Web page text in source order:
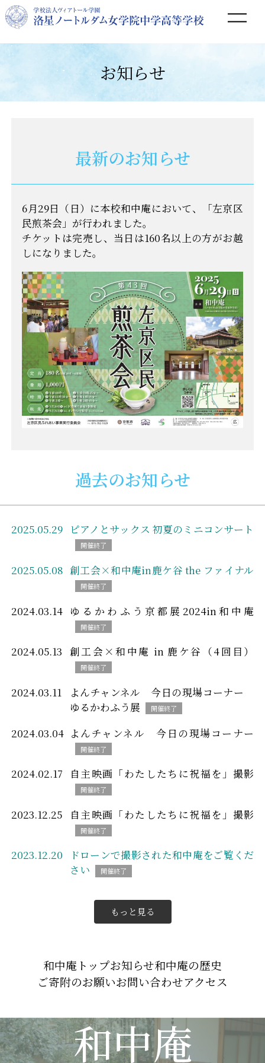
和中庵トップ
お知らせ
ご寄附のお願い
お問い合わせ
アクセス
お知らせ
最新のお知らせ
6月29日（日）に本校和中庵において、「左京区
民煎茶会」が行われました。
チケットは完売し、当日は160名以上の方がお越
しになりました。
過去のお知らせ
2025.05.29 ピアノとサックス 初夏のミニコンサート
2025.05.08 創工会×和中庵in鹿ケ谷 the ファイナル
2024.03.14 ゆるかわふう京都展2024in和中庵
2024.05.13 創工会×和中庵 in 鹿ケ谷（4回目）
2024.03.11
よんチャンネル 今日の現場コーナー
ゆるかわふう展
2024.03.04 よんチャンネル 今日の現場コーナー
2024.02.17 自主映画「わたしたちに祝福を」撮影
2023.12.25 自主映画「わたしたちに祝福を」撮影
2023.12.20
ドローンで撮影された和中庵をご覧くだ
さい
もっと見る
和中庵トップお知らせ和中庵の歴史
ご寄附のお願いお問い合わせアクセス
和中庵